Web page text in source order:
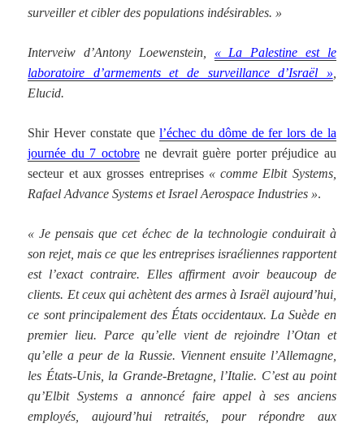
surveiller et cibler des populations indésirables. »
Interveiw d’Antony Loewenstein, « La Palestine est le
laboratoire d’armements et de surveillance d’Israël »
Elucid.
Shir Hever constate quel’échec du dôme de fer lors de la
journée du 7 octobrene devrait guère porter préjudice au
secteur et aux grosses entreprises « comme Elbit Systems,
Rafael Advance Systems et Israel Aerospace Industries ».
« Je pensais que cet échec de la technologie conduirait à
son rejet, mais ce que les entreprises israéliennes rapportent
est l’exact contraire. Elles affirment avoir beaucoup de
clients. Et ceux qui achètent des armes à Israël aujourd’hui,
ce sont principalement des États occidentaux. La Suède en
premier lieu. Parce qu’elle vient de rejoindre l’Otan et
qu’elle a peur de la Russie. Viennent ensuite l’Allemagne,
les États-Unis, la Grande-Bretagne, l’Italie. C’est au point
qu’Elbit Systems a annoncé faire appel à ses anciens
employés, aujourd’hui retraités, pour répondre aux